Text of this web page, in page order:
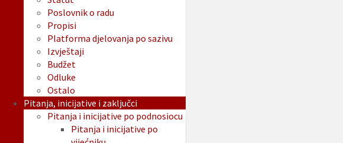
Poslovnik o radu
Propisi
Platforma djelovanja po sazivu
Izvještaji
Budžet
Odluke
Ostalo
Pitanja, inicijative i zaključci
Pitanja i inicijative po podnosiocu
Pitanja i inicijative po